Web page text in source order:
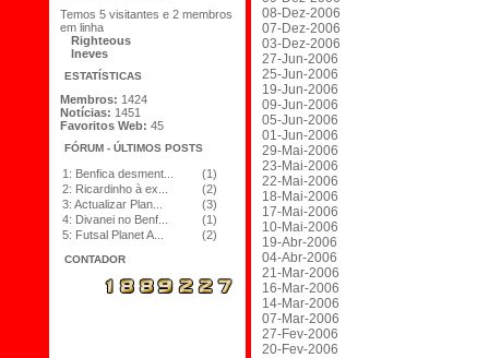
Temos 5 visitantes e 2 membros
em linha
Righteous
lneves
ESTATÍSTICAS
Membros: 1424
Notícias: 1451
Favoritos Web: 45
FÓRUM - ÚLTIMOS POSTS
1: Benfica desment...
(1)
2: Ricardinho à ex...
(2)
3: Actualizar Plan...
(3)
4: Divanei no Benf...
(1)
5: Futsal Planet A... (2)
CONTADOR
08-Dez-2006
07-Dez-2006
03-Dez-2006
27-Jun-2006
25-Jun-2006
19-Jun-2006
09-Jun-2006
05-Jun-2006
01-Jun-2006
29-Mai-2006
23-Mai-2006
22-Mai-2006
18-Mai-2006
17-Mai-2006
10-Mai-2006
19-Abr-2006
04-Abr-2006
21-Mar-2006
16-Mar-2006
14-Mar-2006
07-Mar-2006
27-Fev-2006
20-Fev-2006